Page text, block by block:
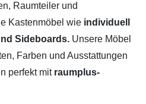
Raumteiler und
Kastenmöbel wie individuell
Sideboards. Unsere Möbel
Farben und Ausstattungen
perfekt mit raumplus-